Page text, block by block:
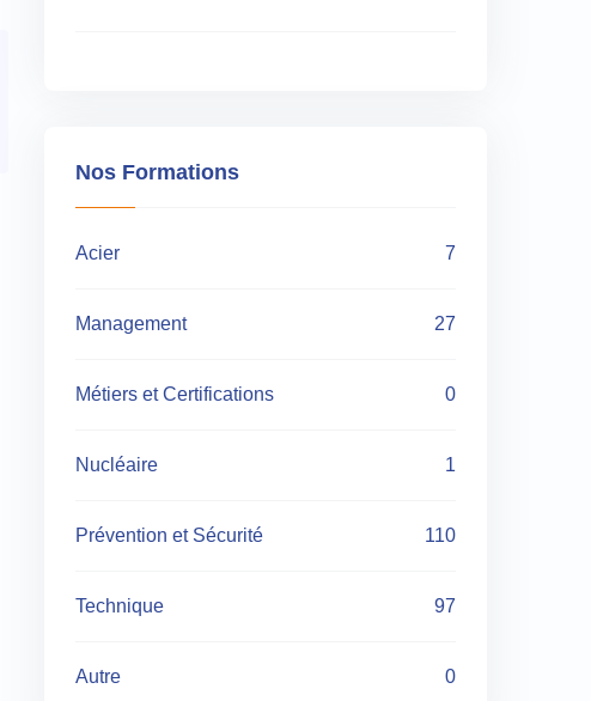
Nos Formations
Acier 7
Management 27
Métiers et Certifications 0
Nucléaire 1
Prévention et Sécurité 110
Technique 97
Autre 0